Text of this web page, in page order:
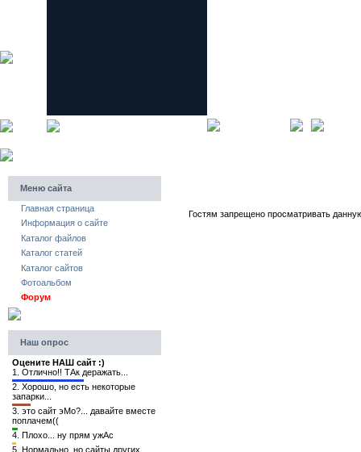
Меню сайта
Главная страница
Информация о сайте
Каталог файлов
Каталог статей
Каталог сайтов
Фотоальбом
Форум
Наш опрос
Оцените НАШ сайт :)
1. Отлично!! ТАк деражать...
2. Хорошо, но есть некоторые
запарки...
3. это сайт эМо?... давайте вместе
поплачем((
4. Плохо... ну прям ужАс
5. Нормально, но сайты других
Гостям запрещено просматривать